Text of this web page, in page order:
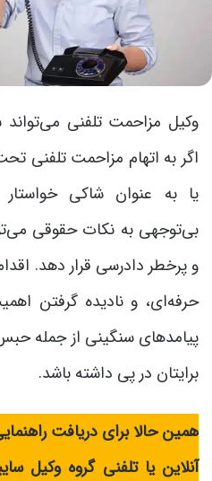
وکیل مزاحمت تلفنی
اگر به اتهام مزاحمت تلفنی
یا به عنوان شاکی
بی‌توجهی به نکات حقوقی
و پرخطر دادرسی قرار دهد.
حرفه‌ای، و نادیده گرفتن
پیامدهای سنگینی از جمله
برایتان در پی داشته باشد.
همین حالا برای دریافت
آنلاین یا تلفنی گروه وکیل